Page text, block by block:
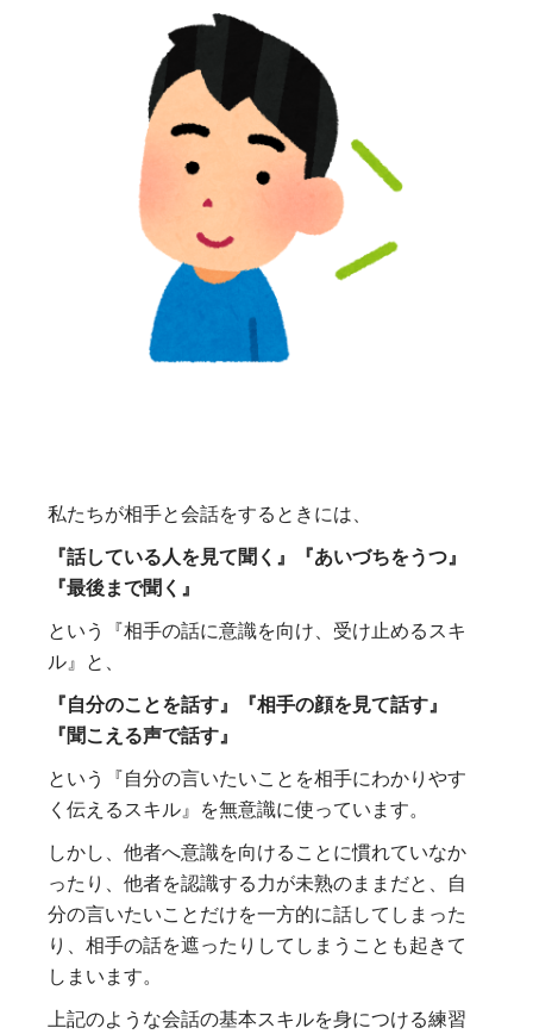
私たちが相手と会話をするときには、
『話している人を見て聞く』『あいづちをうつ』
『最後まで聞く』
という『相手の話に意識を向け、受け止めるスキ
ル』と、
『自分のことを話す』『相手の顔を見て話す』
『聞こえる声で話す』
という『自分の言いたいことを相手にわかりやす
く伝えるスキル』を無意識に使っています。
しかし、他者へ意識を向けることに慣れていなか
ったり、他者を認識する力が未熟のままだと、自
分の言いたいことだけを一方的に話してしまった
り、相手の話を遮ったりしてしまうことも起きて
しまいます。
上記のような会話の基本スキルを身につける練習